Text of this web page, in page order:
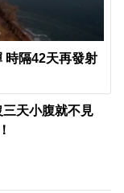
時隔42天再發射
天小腹就不見